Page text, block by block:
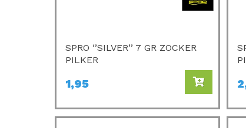
SPRO ‘’SILVER’’ 7 GR ZOCKER
PILKER
1,95